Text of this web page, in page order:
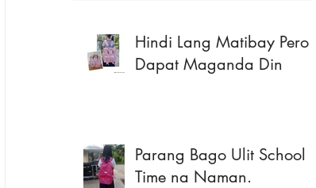
Hindi Lang Matibay Pero
Dapat Maganda Din
Parang Bago Ulit School
Time na Naman.